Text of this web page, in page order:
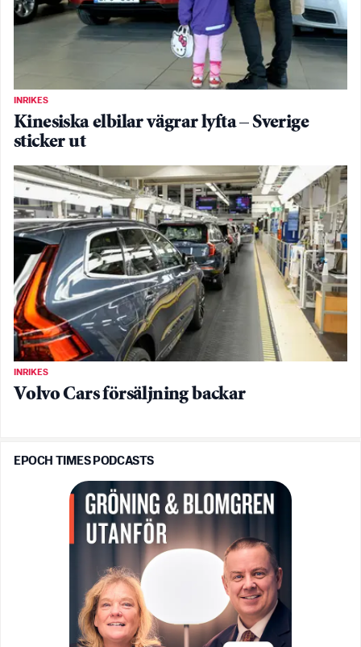
INRIKES
Kinesiska elbilar vägrar lyfta – Sverige
sticker ut
INRIKES
Volvo Cars försäljning backar
EPOCH TIMES PODCASTS